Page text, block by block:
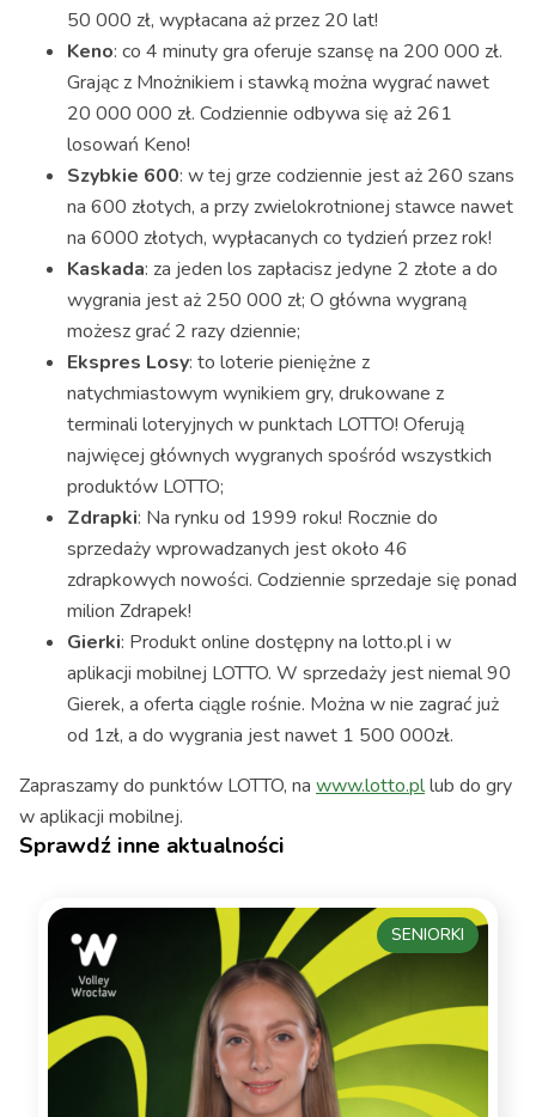
50 000 zł, wypłacana aż przez 20 lat!
Keno: co 4 minuty gra oferuje szansę na 200 000 zł.
Grając z Mnożnikiem i stawką można wygrać nawet
20 000 000 zł. Codziennie odbywa się aż 261
losowań Keno!
Szybkie 600: w tej grze codziennie jest aż 260 szans
na 600 złotych, a przy zwielokrotnionej stawce nawet
na 6000 złotych, wypłacanych co tydzień przez rok!
Kaskada: za jeden los zapłacisz jedyne 2 złote a do
wygrania jest aż 250 000 zł; O główna wygraną
możesz grać 2 razy dziennie;
Ekspres Losy: to loterie pieniężne z
natychmiastowym wynikiem gry, drukowane z
terminali loteryjnych w punktach LOTTO! Oferują
najwięcej głównych wygranych spośród wszystkich
produktów LOTTO;
Zdrapki: Na rynku od 1999 roku! Rocznie do
sprzedaży wprowadzanych jest około 46
zdrapkowych nowości. Codziennie sprzedaje się ponad
milion Zdrapek!
Gierki: Produkt online dostępny na lotto.pl i w
aplikacji mobilnej LOTTO. W sprzedaży jest niemal 90
Gierek, a oferta ciągle rośnie. Można w nie zagrać już
od 1zł, a do wygrania jest nawet 1 500 000zł.
Zapraszamy do punktów LOTTO, na www.lotto.pllub do gry
w aplikacji mobilnej.
Sprawdź inne aktualności
SENIORKI